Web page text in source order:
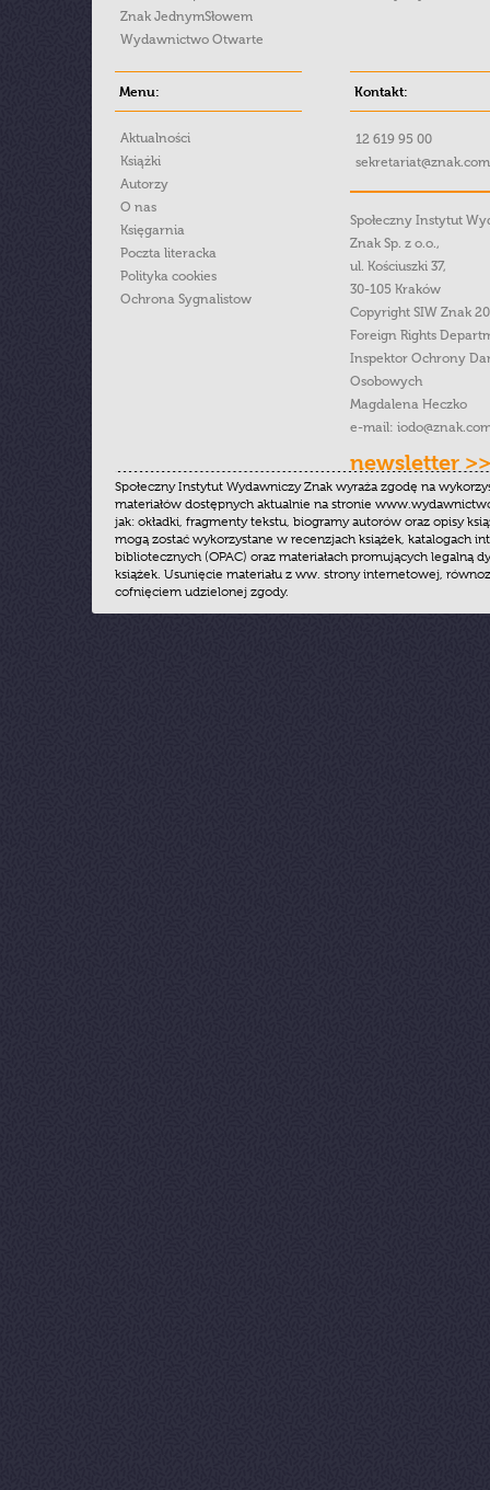
Znak JednymSłowem
Wydawnictwo Otwarte
Menu:
Aktualności
Książki
Autorzy
O nas
Księgarnia
Poczta literacka
Polityka cookies
Ochrona Sygnalistow
Kontakt:
12 619 95 00
Społeczny Instytut
Znak Sp. z o.o.,
ul. Kościuszki 37,
30-105 Kraków
Copyright SIW Znak
Foreign Rights
Inspektor Ochrony
Osobowych
Magdalena Heczko
e-mail:
newsletter >>
Społeczny Instytut Wydawniczy Znak wyraża zgodę na
materiałów dostępnych aktualnie na stronie
jak: okładki, fragmenty tekstu, biogramy autorów oraz opisy
mogą zostać wykorzystane w recenzjach książek, katalogach
bibliotecznych (OPAC) oraz materiałach promujących legalną
książek. Usunięcie materiału z ww. strony internetowej,
cofnięciem udzielonej zgody.